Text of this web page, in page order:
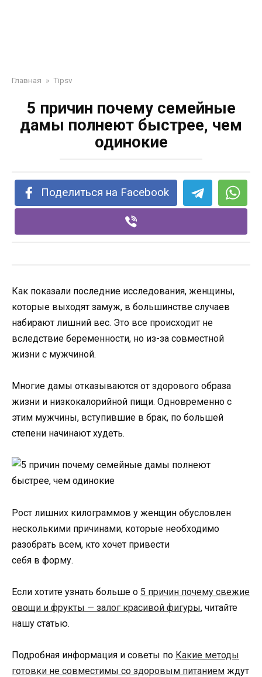
Главная » Tipsv
5 причин почему семейные
дамы полнеют быстрее, чем
одинокие
Поделиться на Facebook
Как показали последние исследования, женщины,
которые выходят замуж, в большинстве случаев
набирают лишний вес. Это все происходит не
вследствие беременности, но из-за совместной
жизни с мужчиной.
Многие дамы отказываются от здорового образа
жизни и низкокалорийной пищи. Одновременно с
этим мужчины, вступившие в брак, по большей
степени начинают худеть.
Рост лишних килограммов у женщин обусловлен
несколькими причинами, которые необходимо
разобрать всем, кто хочет привести
себя в форму.
Если хотите узнать больше о 5 причин почему свежие
овощи и фрукты — залог красивой фигуры, читайте
нашу статью.
Подробная информация и советы по Какие методы
готовки не совместимы со здоровым питанием ждут